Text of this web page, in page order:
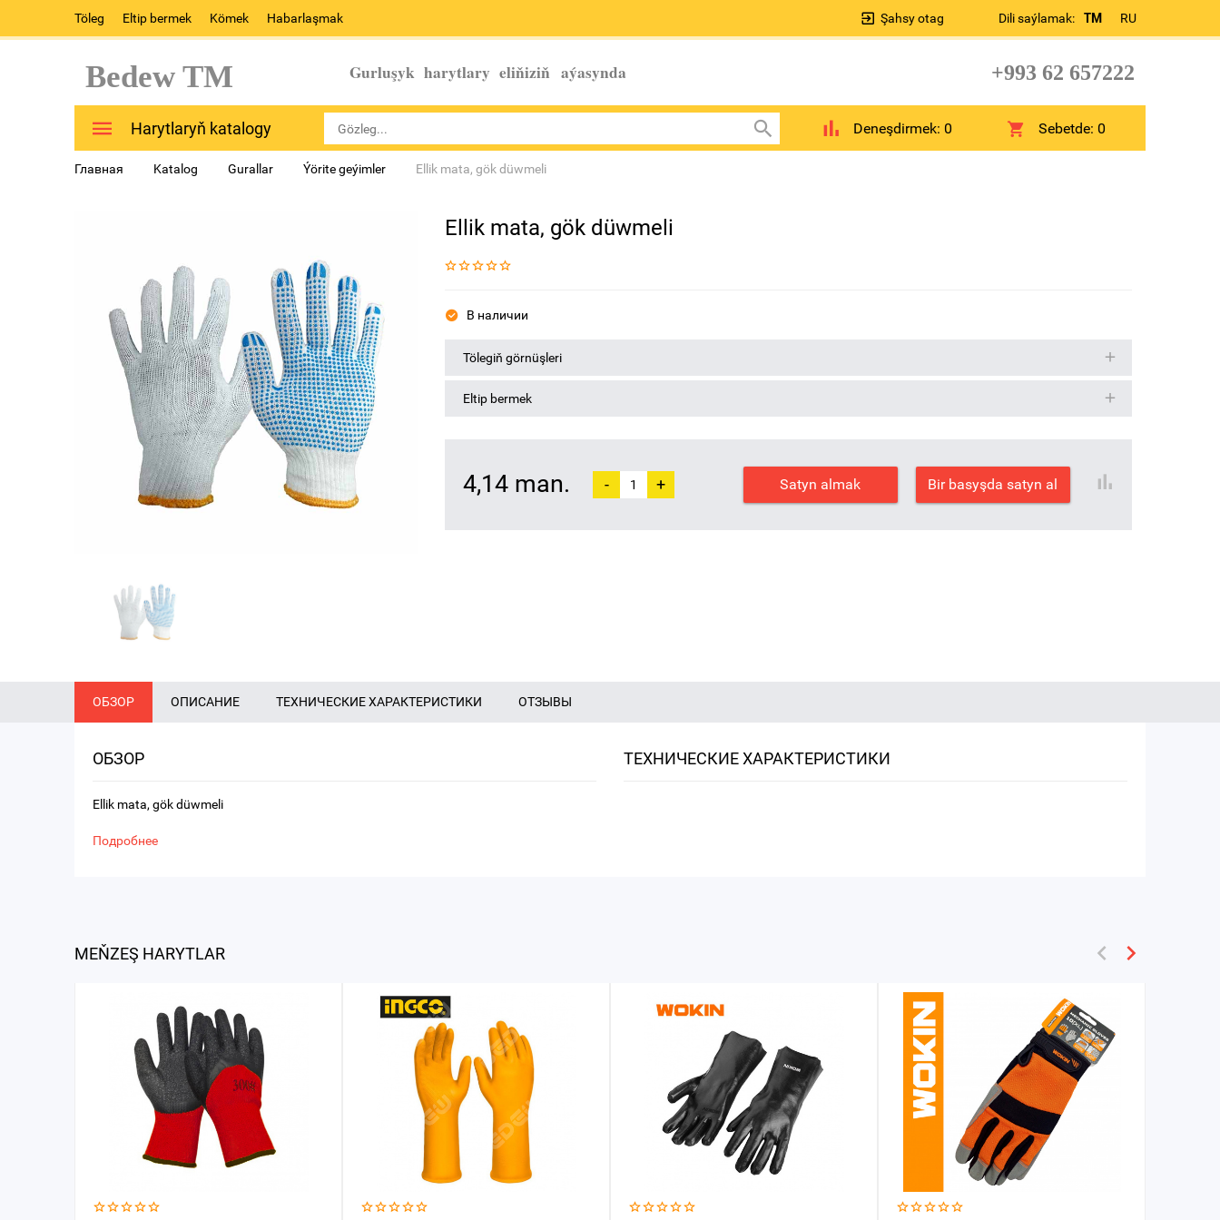
Töleg Eltip bermek Kömek Habarlaşmak Dili saýlamak: TM RU
Şahsy otag
Bedew TM Gurluşyk harytlary eliňiziň aýasynda +993 62 657222
Harytlaryň katalogy Deneşdirmek: 0 Sebetde:0
Главная Katalog Gurallar Ýörite geýimler Ellik mata, gök düwmeli
Ellik mata, gök düwmeli
В наличии
Tölegiň görnüşleri
Eltip bermek
4,14 man. - + Satyn almak Bir basyşda satyn al
ОБЗОР ОПИСАНИЕ ТЕХНИЧЕСКИЕ ХАРАКТЕРИСТИКИ ОТЗЫВЫ
ОБЗОР
Ellik mata, gök düwmeli
Подробнее
ТЕХНИЧЕСКИЕ ХАРАКТЕРИСТИКИ
MEŇZEŞ HARYTLAR